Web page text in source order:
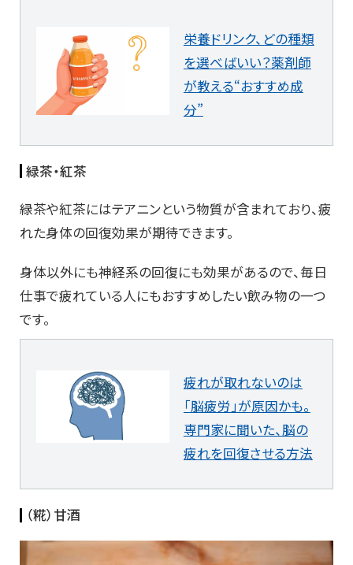
栄養ドリンク、どの種類
を選べばいい？薬剤師
が教える“おすすめ成
分”
緑茶・紅茶
緑茶や紅茶にはテアニンという物質が含まれており、疲
れた身体の回復効果が期待できます。
身体以外にも神経系の回復にも効果があるので、毎日
仕事で疲れている人にもおすすめしたい飲み物の一つ
です。
疲れが取れないのは
「脳疲労」が原因かも。
専門家に聞いた、脳の
疲れを回復させる方法
（糀）甘酒